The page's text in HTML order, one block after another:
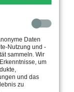
31. August nicht
stünden auch
der Kippe. Eine
Daher hat
für
der allerdings von
-betriebe sowie
Daten
Nutzung und -
sammeln. Wir
um
und das
zu